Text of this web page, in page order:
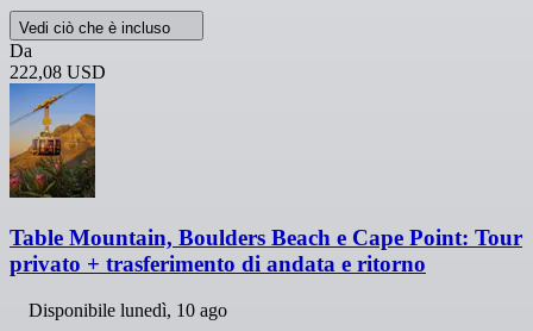
Vedi ciò che è incluso
Da
222,08 USD
Table Mountain, Boulders Beach e Cape Point: Tour
privato + trasferimento di andata e ritorno
Disponibile lunedì, 10 ago